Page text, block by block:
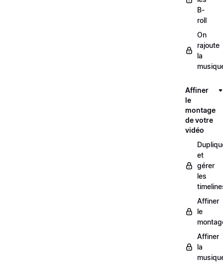
B-
roll
On
rajoute
la
Affiner
le
montage
de votre
vidéo
et
gérer
les
Affiner
le
Affiner
la